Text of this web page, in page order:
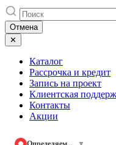
Skip
to
content
Отмена
✕
Каталог
Рассрочка и кредит
Запись на проект
Клиентская
Контакты
Акции